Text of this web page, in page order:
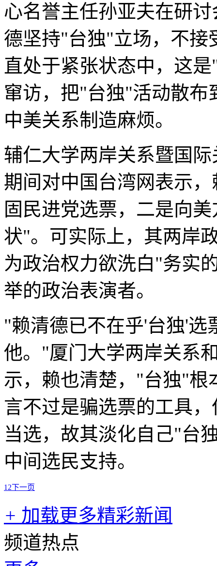
心名誉主任孙亚夫在研
德坚持"台独"立场，不
直处于紧张状态中，这
窜访，把"台独"活动散布
中美关系制造麻烦。
辅仁大学两岸关系暨国
期间对中国台湾网表示
固民进党选票，二是向
状"。可实际上，其两岸
为政治权力欲洗白"务实
举的政治表演者。
"赖清德已不在乎'台独'选
他。"厦门大学两岸关系
示，赖也清楚，"台独"根
言不过是骗选票的工具
当选，故其淡化自己"台
中间选民支持。
1 2下一页
+ 加载更多精彩新闻
频道热点